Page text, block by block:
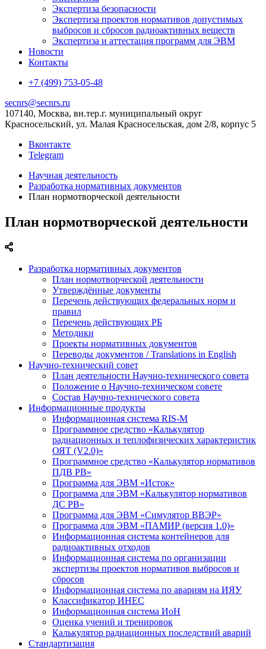
Экспертиза безопасности
Экспертиза проектов нормативов допустимых
выбросов и сбросов радиоактивных веществ
Экспертиза и аттестация программ для ЭВМ
Новости
Контакты
+7 (499) 753-05-48
secnrs@secnrs.ru
107140, Москва, вн.тер.г. муниципальный округ
Красносельский, ул. Малая Красносельская, дом 2/8, корпус 5
Вконтакте
Telegram
Научная деятельность
Разработка нормативных документов
План нормотворческой деятельности
План нормотворческой деятельности
Разработка нормативных документов
План нормотворческой деятельности
Утверждённые документы
Перечень действующих федеральных норм и
правил
Перечень действующих РБ
Методики
Проекты нормативных документов
Переводы документов / Translations in English
Научно-технический совет
План деятельности Научно-технического совета
Положение о Научно-техническом совете
Состав Научно-технического совета
Информационные продукты
Информационная система RIS-M
Программное средство «Калькулятор
радиационных и теплофизических характеристик
ОЯТ (V2.0)»
Программное средство «Калькулятор нормативов
ПДВ РВ»
Программа для ЭВМ «Исток»
Программа для ЭВМ «Калькулятор нормативов
ДС РВ»
Программа для ЭВМ «Симулятор ВВЭР»
Программа для ЭВМ «ПАМИР (версия 1.0)»
Информационная система контейнеров для
радиоактивных отходов
Информационная система по организации
экспертизы проектов нормативов выбросов и
сбросов
Информационная система по авариям на ИЯУ
Классификатор ИНЕС
Информационная система ИоН
Оценка учений и тренировок
Калькулятор радиационных последствий аварий
Стандартизация